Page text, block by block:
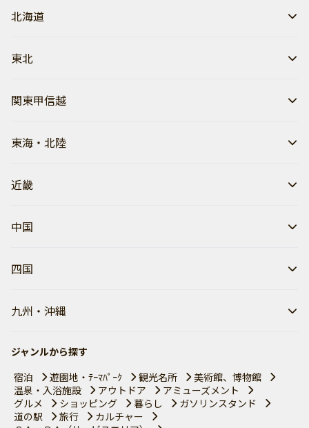
北海道
東北
関東甲信越
東海・北陸
近畿
中国
四国
九州・沖縄
ジャンルから探す
宿泊
遊園地・ﾃｰﾏﾊﾟｰｸ 観光名所
美術館、博物館
温泉・入浴施設
アウトドア
アミューズメント
グルメ
ショッピング 暮らし
ガソリンスタンド
道の駅
旅行
カルチャー